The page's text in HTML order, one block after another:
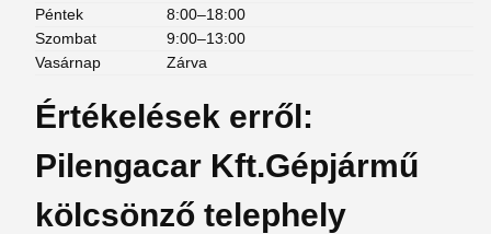
Péntek
8:00–18:00
Szombat
9:00–13:00
Vasárnap
Zárva
Értékelések erről:
Pilengacar Kft.Gépjármű
kölcsönző telephely